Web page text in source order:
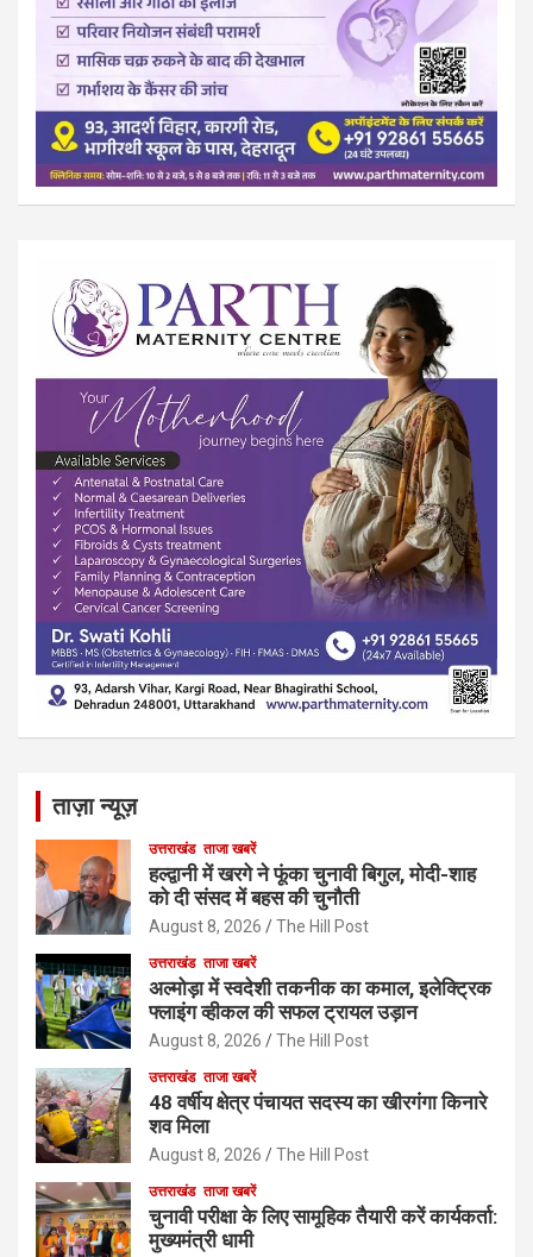
ताज़ा न्यूज़
उत्तराखंड ताजा खबरें
हल्द्वानी में खरगे ने फूंका चुनावी बिगुल, मोदी-शाह
को दी संसद में बहस की चुनौती
August 8, 2026 The Hill Post
उत्तराखंड ताजा खबरें
अल्मोड़ा में स्वदेशी तकनीक का कमाल, इलेक्ट्रिक
फ्लाइंग व्हीकल की सफल ट्रायल उड़ान
August 8, 2026 The Hill Post
उत्तराखंड ताजा खबरें
48 वर्षीय क्षेत्र पंचायत सदस्य का खीरगंगा किनारे
शव मिला
August 8, 2026 The Hill Post
उत्तराखंड ताजा खबरें
चुनावी परीक्षा के लिए सामूहिक तैयारी करें कार्यकर्ता:
मुख्यमंत्री धामी